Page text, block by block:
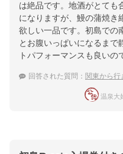
は絶品です。地酒がとても
になりますが、鰻の蒲焼き
欲しい一品です。初島での
とお腹いっぱいになるまで
トパフォーマンスも良いの
回答された質問： 関東から行きやす
温泉大